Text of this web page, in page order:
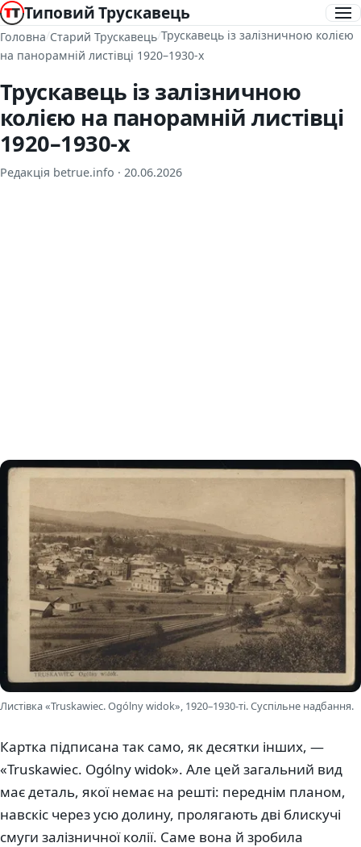
Типовий Трускавець
Головна/Старий Трускавець/Трускавець із залізничною колією
на панорамній листівці 1920–1930-х
Трускавець із залізничною
колією на панорамній листівці
1920–1930-х
Редакція betrue.info · 20.06.2026
Листівка «Truskawiec. Ogólny widok», 1920–1930-ті. Суспільне надбання.
Картка підписана так само, як десятки інших, —
«Truskawiec. Ogólny widok». Але цей загальний вид
має деталь, якої немає на решті: переднім планом,
навскіс через усю долину, пролягають дві блискучі
смуги залізничної колії. Саме вона й зробила